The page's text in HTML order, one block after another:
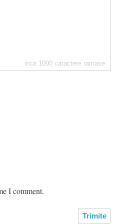
inca 1000 caractere ramase
I comment.